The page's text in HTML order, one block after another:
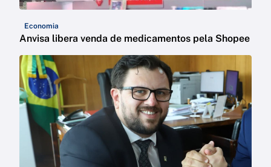
Economia
Anvisa libera venda de medicamentos pela Shopee